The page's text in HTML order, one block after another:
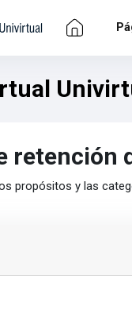
retención
propósitos y las